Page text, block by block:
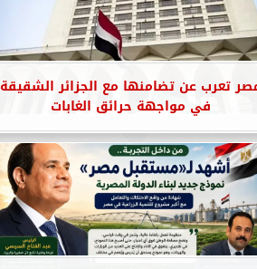
تعرب عن تضامنها مع الجزائر الشقيقة
في مواجهة حرائق الغابات